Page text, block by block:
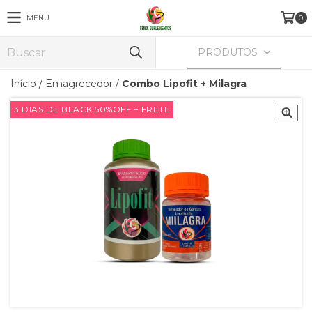
MENU 0
PRODUTOS
Início / Emagrecedor / Combo Lipofit + Milagra
3 DIAS DE BLACK 50%OFF + FRETE